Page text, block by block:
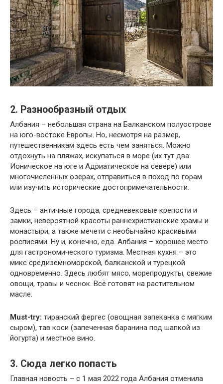
2. Разнообразный отдых
Албания – небольшая страна на Балканском полуострове
на юго-востоке Европы. Но, несмотря на размер,
путешественникам здесь есть чем заняться. Можно
отдохнуть на пляжах, искупаться в море (их тут два:
Ионическое на юге и Адриатическое на севере) или
многочисленных озерах, отправиться в поход по горам
или изучить исторические достопримечательности.
Здесь – античные города, средневековые крепости и
замки, невероятной красоты раннехристианские храмы и
монастыри, а также мечети с необычайно красивыми
росписями. Ну и, конечно, еда. Албания – хорошее место
для гастрономического туризма. Местная кухня – это
микс средиземноморской, балканской и турецкой
одновременно. Здесь любят мясо, морепродукты, свежие
овощи, травы и чеснок. Всё готовят на растительном
масле.
Must-try: тиранский фергес (овощная запеканка с мягким
сыром), тав коси (запеченная баранина под шапкой из
йогурта) и местное вино.
3. Сюда легко попасть
Главная новость – с 1 мая 2022 года Албания отменила